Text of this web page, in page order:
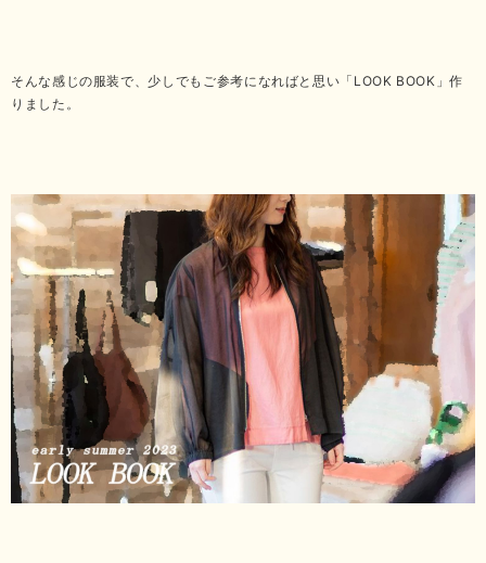
そんな感じの服装で、少しでもご参考になればと思い「LOOK BOOK」作
りました。